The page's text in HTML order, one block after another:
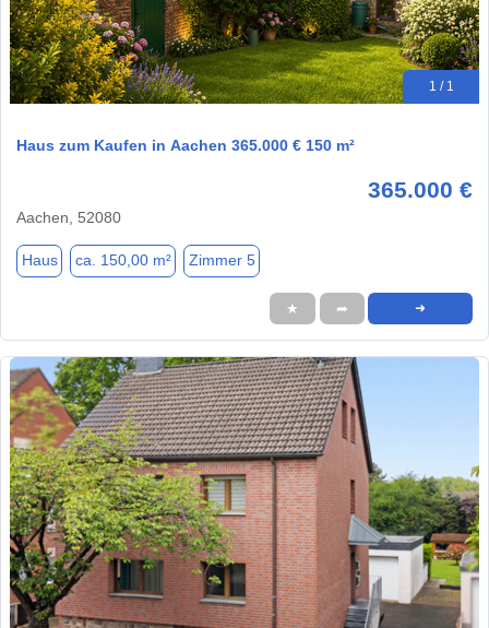
1 / 1
Haus zum Kaufen in Aachen 365.000 € 150 m²
365.000 €
Aachen, 52080
Haus ca. 150,00 m² Zimmer 5
★ ➦ ➜